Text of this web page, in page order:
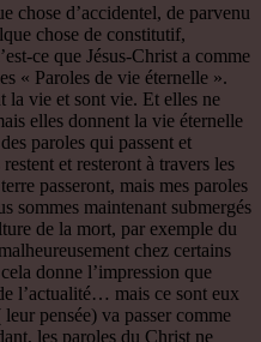
chose d’accidentel, de parvenu
chose de constitutif,
ce que Jésus-Christ a comme
« Paroles de vie éternelle ».
la vie et sont vie. Et elles ne
elles donnent la vie éternelle
paroles qui passent et
et resteront à travers les
passeront, mais mes paroles
sommes maintenant submergés
de la mort, par exemple du
chez certains
donne l’impression que
l’actualité… mais ce sont eux
pensée) va passer comme
les paroles du Christ ne